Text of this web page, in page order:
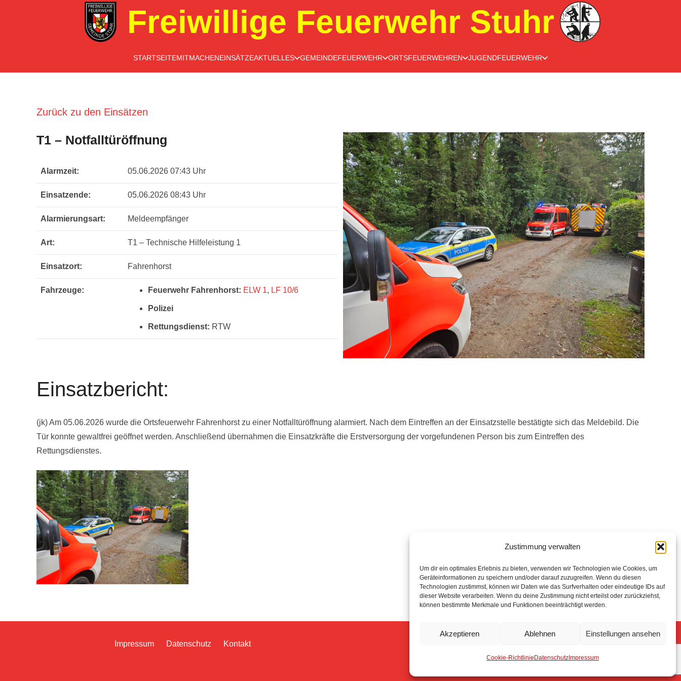
Zustimmung verwalten
Um dir ein optimales Erlebnis zu bieten, verwenden wir Technologien wie Cookies, um
Geräteinformationen zu speichern und/oder darauf zuzugreifen. Wenn du diesen
Technologien zustimmst, können wir Daten wie das Surfverhalten oder eindeutige IDs auf
dieser Website verarbeiten. Wenn du deine Zustimmung nicht erteilst oder zurückziehst,
können bestimmte Merkmale und Funktionen beeinträchtigt werden.
Akzeptieren Ablehnen Einstellungen ansehen
Cookie-Richtlinie DatenschutzImpressum
Freiwillige Feuerwehr Stuhr
STARTSEITEMITMACHENEINSÄTZEAKTUELLES GEMEINDEFEUERWEHR ORTSFEUERWEHREN JUGENDFEUERWEHR
Zurück zu den Einsätzen
T1 – Notfalltüröffnung
Alarmzeit: 05.06.2026 07:43 Uhr
Einsatzende: 05.06.2026 08:43 Uhr
Alarmierungsart: Meldeempfänger
Art: T1 – Technische Hilfeleistung 1
Einsatzort: Fahrenhorst
Fahrzeuge: Feuerwehr Fahrenhorst: ELW 1, LF 10/6
Polizei
Rettungsdienst: RTW
Einsatzbericht:
(jk) Am 05.06.2026 wurde die Ortsfeuerwehr Fahrenhorst zu einer Notfalltüröffnung alarmiert. Nach dem Eintreffen an der Einsatzstelle bestätigte sich das Meldebild. Die
Tür konnte gewaltfrei geöffnet werden. Anschließend übernahmen die Einsatzkräfte die Erstversorgung der vorgefundenen Person bis zum Eintreffen des
Rettungsdienstes.
Impressum Datenschutz Kontakt
Anmelden